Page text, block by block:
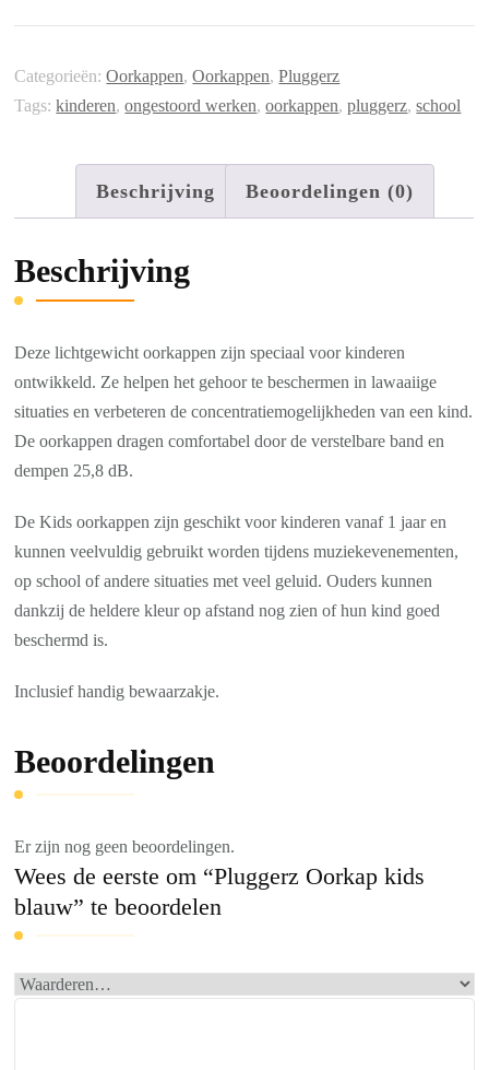
Categorieën:Oorkappen,Oorkappen,Pluggerz
Tags:kinderen,ongestoord werken,oorkappen,pluggerz,school
Beschrijving Beoordelingen (0)
Beschrijving
Deze lichtgewicht oorkappen zijn speciaal voor kinderen
ontwikkeld. Ze helpen het gehoor te beschermen in lawaaiige
situaties en verbeteren de concentratiemogelijkheden van een kind.
De oorkappen dragen comfortabel door de verstelbare band en
dempen 25,8 dB.
De Kids oorkappen zijn geschikt voor kinderen vanaf 1 jaar en
kunnen veelvuldig gebruikt worden tijdens muziekevenementen,
op school of andere situaties met veel geluid. Ouders kunnen
dankzij de heldere kleur op afstand nog zien of hun kind goed
beschermd is.
Inclusief handig bewaarzakje.
Beoordelingen
Er zijn nog geen beoordelingen.
Wees de eerste om “Pluggerz Oorkap kids
blauw” te beoordelen